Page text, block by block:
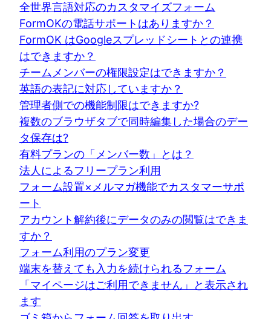
全世界言語対応のカスタマイズフォーム
FormOKの電話サポートはありますか？
FormOK はGoogleスプレッドシートとの連携
はできますか？
チームメンバーの権限設定はできますか？
英語の表記に対応していますか？
管理者側での機能制限はできますか?
複数のブラウザタブで同時編集した場合のデー
タ保存は?
有料プランの「メンバー数」とは？
法人によるフリープラン利用
フォーム設置×メルマガ機能でカスタマーサポ
ート
アカウント解約後にデータのみの閲覧はできま
すか？
フォーム利用のプラン変更
端末を替えても入力を続けられるフォーム
「マイページはご利用できません」と表示され
ます